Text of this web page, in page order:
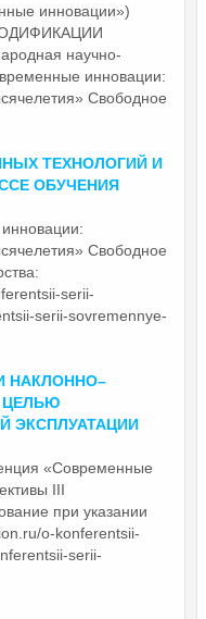
инновации»)
научно-
инновации:
Свободное
ТЕХНОЛОГИЙ И
ОБУЧЕНИЯ
Свободное
serii-
serii-sovremennye-
НАКЛОННО–
ЦЕЛЬЮ
ЭКСПЛУАТАЦИИ
«Современные
III
при указании
o-konferentsii-
serii-